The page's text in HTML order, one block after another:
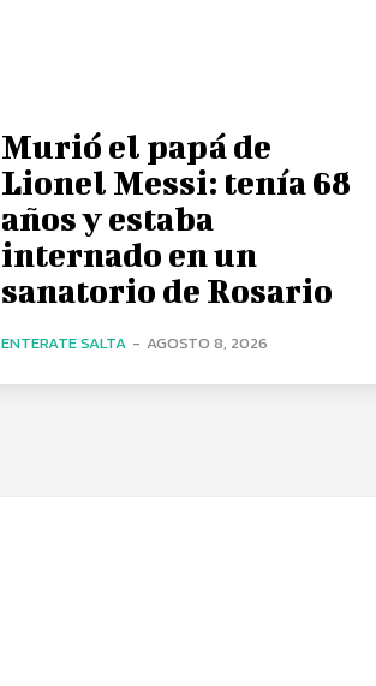
Murió el papá de
Lionel Messi: tenía 68
años y estaba
internado en un
sanatorio de Rosario
ENTERATE SALTA - AGOSTO 8, 2026